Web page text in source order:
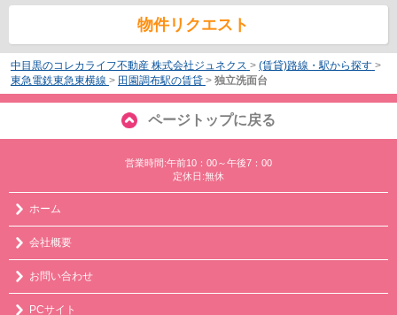
物件リクエスト
中目黒のコレカライフ不動産 株式会社ジュネクス > (賃貸)路線・駅から探す >
東急電鉄東急東横線 > 田園調布駅の賃貸 > 独立洗面台
ページトップに戻る
営業時間:午前10：00～午後7：00
定休日:無休
ホーム
会社概要
お問い合わせ
PCサイト